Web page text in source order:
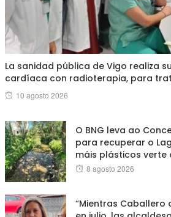
La sanidad pública de Vigo realiza
cardíaca con radioterapia, para
Posted
10 agosto 2026
O BNG leva ao
para recuperar o
máis plásticos verte
Posted
8 agosto 2026
“Mientras Caballero